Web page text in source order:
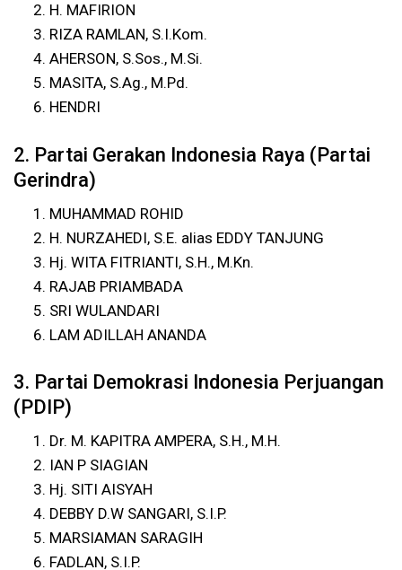
H. MAFIRION
RIZA RAMLAN, S.I.Kom.
AHERSON, S.Sos., M.Si.
MASITA, S.Ag., M.Pd.
HENDRI
2. Partai Gerakan Indonesia Raya (Partai
Gerindra)
MUHAMMAD ROHID
H. NURZAHEDI, S.E. alias EDDY TANJUNG
Hj. WITA FITRIANTI, S.H., M.Kn.
RAJAB PRIAMBADA
SRI WULANDARI
LAM ADILLAH ANANDA
3. Partai Demokrasi Indonesia Perjuangan
(PDIP)
Dr. M. KAPITRA AMPERA, S.H., M.H.
IAN P SIAGIAN
Hj. SITI AISYAH
DEBBY D.W SANGARI, S.I.P.
MARSIAMAN SARAGIH
FADLAN, S.I.P.